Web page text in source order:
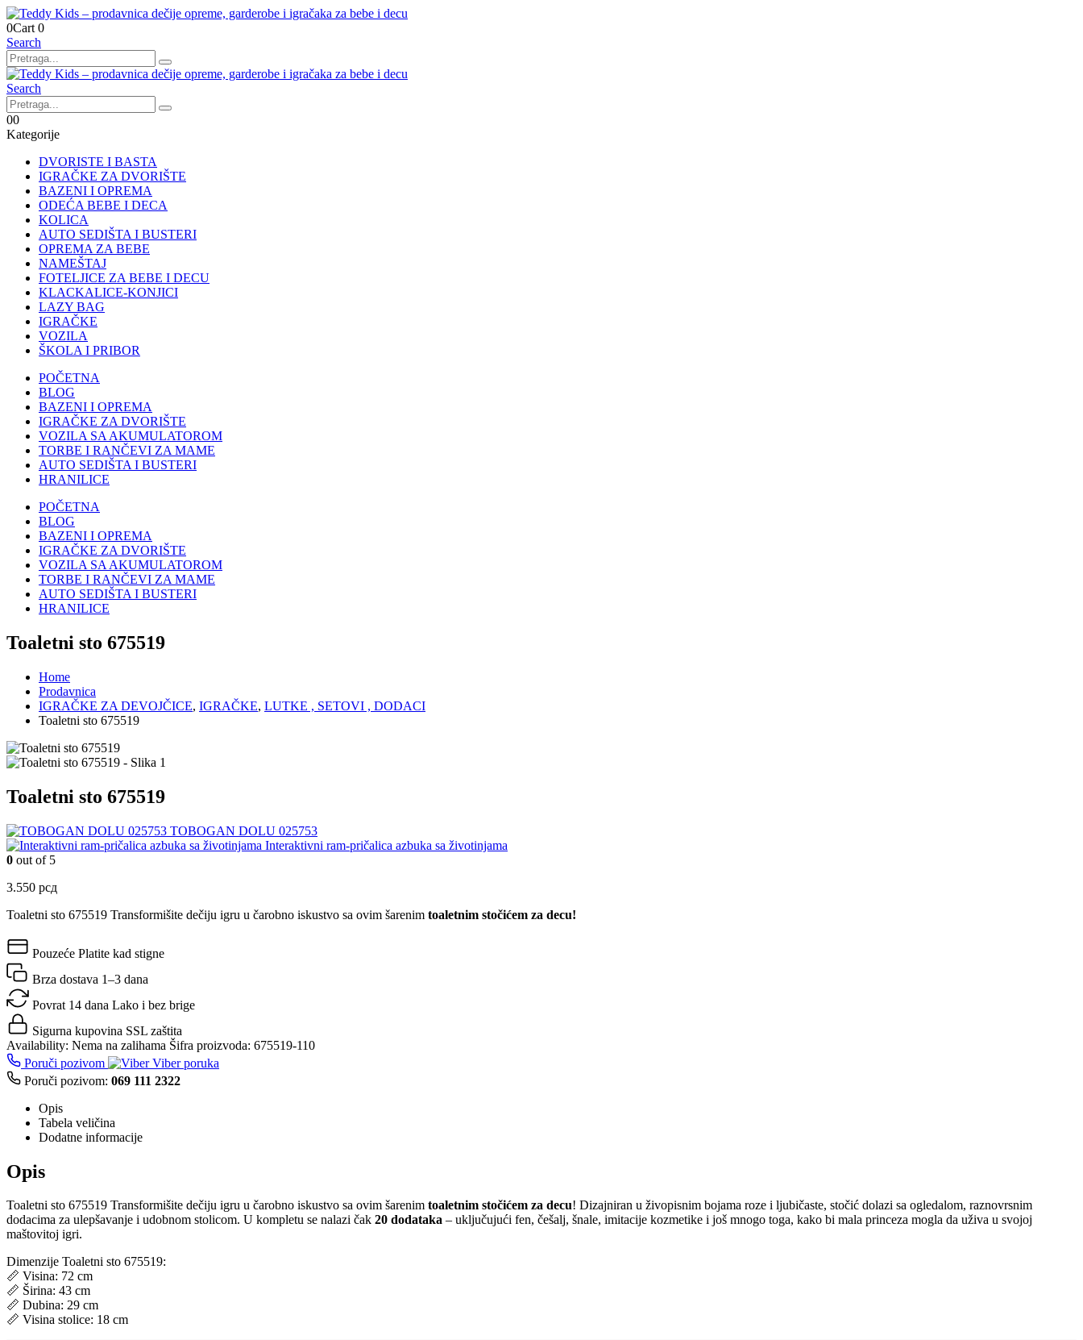
0Cart 0
Search
Search
00
Kategorije
DVORISTE I BASTA
IGRAČKE ZA DVORIŠTE
BAZENI I OPREMA
ODEĆA BEBE I DECA
KOLICA
AUTO SEDIŠTA I BUSTERI
OPREMA ZA BEBE
NAMEŠTAJ
FOTELJICE ZA BEBE I DECU
KLACKALICE-KONJICI
LAZY BAG
IGRAČKE
VOZILA
ŠKOLA I PRIBOR
POČETNA
BLOG
BAZENI I OPREMA
IGRAČKE ZA DVORIŠTE
VOZILA SA AKUMULATOROM
TORBE I RANČEVI ZA MAME
AUTO SEDIŠTA I BUSTERI
HRANILICE
POČETNA
BLOG
BAZENI I OPREMA
IGRAČKE ZA DVORIŠTE
VOZILA SA AKUMULATOROM
TORBE I RANČEVI ZA MAME
AUTO SEDIŠTA I BUSTERI
HRANILICE
Toaletni sto 675519
Home
Prodavnica
IGRAČKE ZA DEVOJČICE, IGRAČKE, LUTKE , SETOVI , DODACI
Toaletni sto 675519
Toaletni sto 675519
TOBOGAN DOLU 025753
Interaktivni ram-pričalica azbuka sa životinjama
0 out of 5
3.550 рсд
Toaletni sto 675519 Transformišite dečiju igru u čarobno iskustvo sa ovim šarenim toaletnim stočićem za decu!
Pouzeće Platite kad stigne
Brza dostava 1–3 dana
Povrat 14 dana Lako i bez brige
Sigurna kupovina SSL zaštita
Availability: Nema na zalihama Šifra proizvoda: 675519-110
Poruči pozivom
Viber poruka
Poruči pozivom: 069 111 2322
Opis
Tabela veličina
Dodatne informacije
Opis
Toaletni sto 675519 Transformišite dečiju igru u čarobno iskustvo sa ovim šarenim toaletnim stočićem za decu! Dizajniran u živopisnim bojama roze i ljubičaste, stočić dolazi sa ogledalom, raznovrsnim
dodacima za ulepšavanje i udobnom stolicom. U kompletu se nalazi čak 20 dodataka – uključujući fen, češalj, šnale, imitacije kozmetike i još mnogo toga, kako bi mala princeza mogla da uživa u svojoj
maštovitoj igri.
Dimenzije Toaletni sto 675519:
📏 Visina: 72 cm
📏 Širina: 43 cm
📏 Dubina: 29 cm
📏 Visina stolice: 18 cm